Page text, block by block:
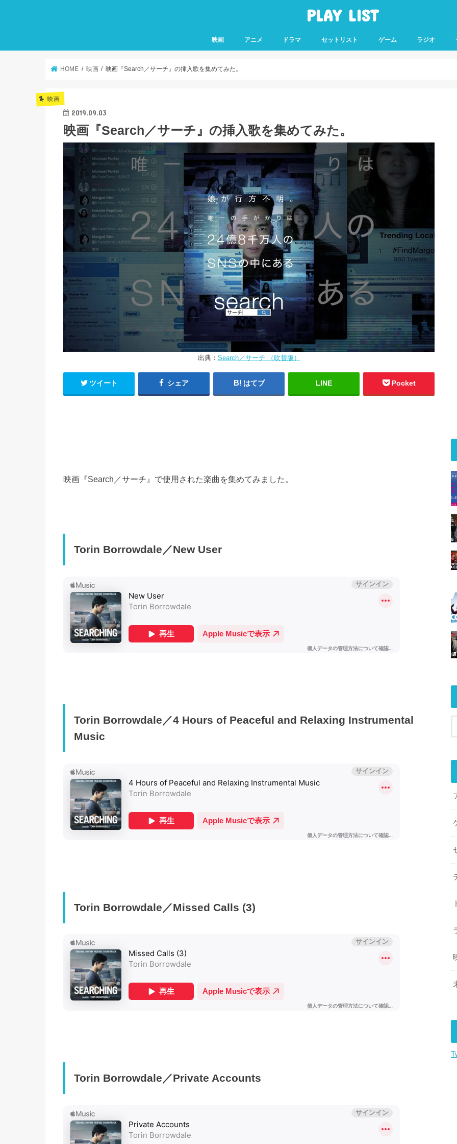
PLAY LIST
映画 アニメ ドラマ セットリスト ゲーム ラジオ
HOME 映画 映画『Search／サーチ』の挿入歌を集めてみた。
映画
2019.09.03
映画『Search／サーチ』の挿入歌を集めてみた。
出典： Search／サーチ （吹替版）
ツイート シェア はてブ LINE Pocket
映画『Search／サーチ』で使用された楽曲を集めてみました。
Torin Borrowdale／New User
Torin Borrowdale／4 Hours of Peaceful and Relaxing Instrumental
Music
Torin Borrowdale／Missed Calls (3)
Torin Borrowdale／Private Accounts